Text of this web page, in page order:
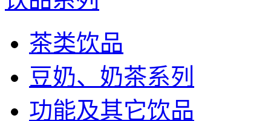
茶类饮品
豆奶、奶茶系列
功能及其它饮品